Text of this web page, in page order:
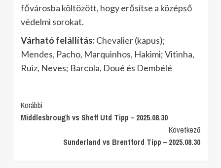
fővárosba költözött, hogy erősítse a középső
védelmi sorokat.
Várható felállítás:Chevalier (kapus);
Mendes, Pacho, Marquinhos, Hakimi; Vitinha,
Ruiz, Neves; Barcola, Doué és Dembélé
Post
Navigation
Korábbi
Middlesbrough vs Sheff Utd Tipp – 2025.08.30
Következő
Sunderland vs Brentford Tipp – 2025.08.30